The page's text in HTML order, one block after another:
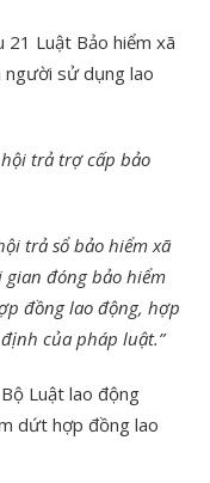
21 Luật Bảo hiểm xã
người sử dụng lao
trả trợ cấp bảo
trả sổ bảo hiểm xã
đóng bảo hiểm
đồng lao động, hợp
của pháp luật.”
Luật lao động
dứt hợp đồng lao